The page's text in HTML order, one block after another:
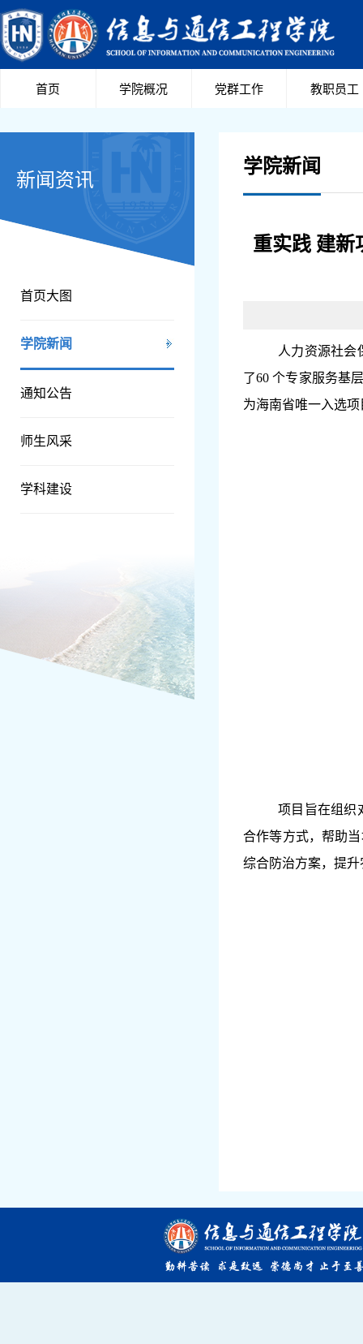
首页 学院概况 党群工作 教职员工
新闻资讯
首页大图
学院新闻
通知公告
师生风采
学科建设
学院新闻
重实践 建新
人力资源社会
了60个专家服务基
为海南省唯一入选项
项目旨在组织
合作等方式，帮助
综合防治方案，提